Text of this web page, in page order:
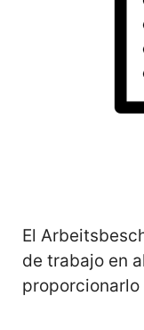
El
de trabajo en